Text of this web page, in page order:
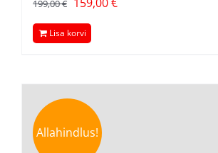
199,00€
hind
oli:
Lisa korvi
Allahindlus!